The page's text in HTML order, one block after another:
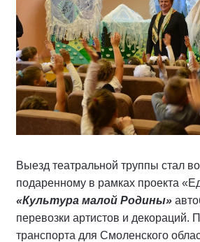
Выезд театральной труппы стал
подаренному в рамках проекта
«Культура малой Родины»
перевозки артистов и декораций.
транспорта для Смоленского